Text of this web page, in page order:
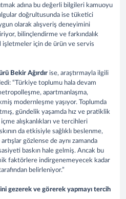
adına bu değerli bilgileri kamuoyu
doğrultusunda ise tüketici
olarak alışveriş deneyimini
bilinçlendirme ve farkındalık
için de ürün ve servis
Bekir Ağırdır ise, araştırmayla ilgili
“Türkiye toplumu hala devam
apartmanlaşma,
modernleşme yaşıyor. Toplumda
gündelik yaşamda hız ve pratiklik
alışkanlıkları ve tercihleri
da etkisiyle sağlıklı beslenme,
gözlense de aynı zamanda
baskın hale gelmiş. Ancak bu
faktörlere indirgenemeyecek kadar
belirleniyor.”
gezerek ve görerek yapmayı tercih